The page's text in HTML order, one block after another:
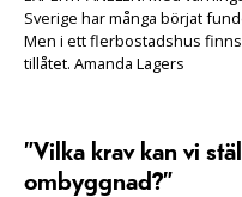
Sverige har många börjat
Men i ett flerbostadshus
tillåtet. Amanda Lagers
”Vilka krav kan vi
ombyggnad?”